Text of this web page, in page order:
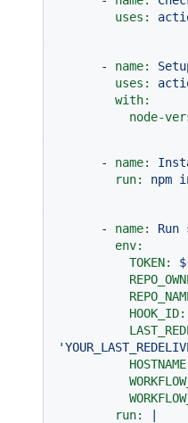
uses:
- name:
uses:
with:
node-
- name:
run:
npm
- name: Run
env:
TOKEN:
HOOK_ID:
run:
|